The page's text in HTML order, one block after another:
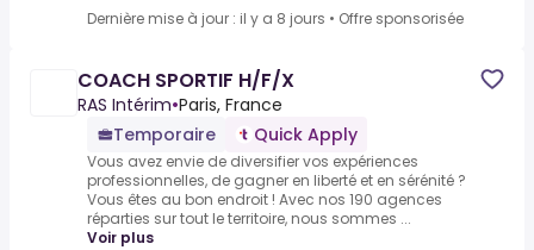
Dernière mise à jour : il y a 8 jours • Offre sponsorisée
COACH SPORTIF H/F/X
RAS Intérim•Paris, France
Temporaire
Quick Apply
Vous avez envie de diversifier vos expériences
professionnelles, de gagner en liberté et en sérénité ?
Vous êtes au bon endroit ! Avec nos 190 agences
réparties sur tout le territoire, nous sommes ...
Voir plus